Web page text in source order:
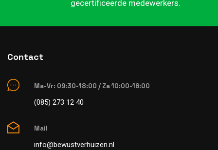
gecertificeerde medewerkers.
Contact
Ma-Vr: 09:30-18:00 / Za 10:00-16:00
(085) 273 12 40
Mail
info@bewustverhuizen.nl